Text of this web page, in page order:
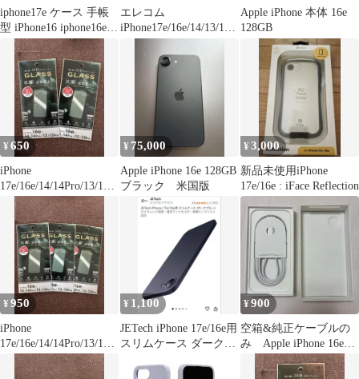
iphone17e ケース 手帳
型 iPhone16 iphone16e
カバー おしゃれ
iPhone15 スマホカバー
シンプル アイフォン16
黒 ブラック 青 ブルー
緑 グリーン スマホケー
エレコム
iPhone17e/16e/14/13/13P
Apple iPhone 本体 16e
128GB
¥650
iPhone
17e/16e/14/14Pro/13/13P
ro ガラスフィルム
¥ 75,000
Apple iPhone 16e 128GB
ブラック 米国版
¥3,000
新品未使用iPhone
17e/16e : iFace Reflection
¥950
iPhone
17e/16e/14/14Pro/13/13P
ro ガラスフィルム
¥ 1,100
JETech iPhone 17e/16e用
スリムケース ダークブ
¥900
空箱&純正ケーブルの
み Apple iPhone 16e
White 128GB